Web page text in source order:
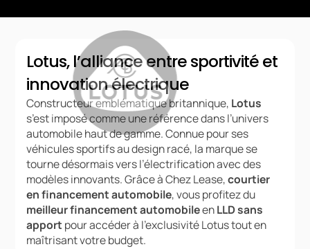
Lotus, l’alliance entre sportivité et
innovation électrique
Constructeur emblématique britannique, Lotus
s’est imposé comme une référence dans l’univers
automobile haut de gamme. Connue pour ses
véhicules sportifs au design racé, la marque se
tourne désormais vers l’électrification avec des
modèles innovants. Grâce à Chez Lease,courtier
en financement automobile, vous profitez du
meilleur financement automobileenLLD sans
apport pour accéder à l’exclusivité Lotus tout en
maîtrisant votre budget.